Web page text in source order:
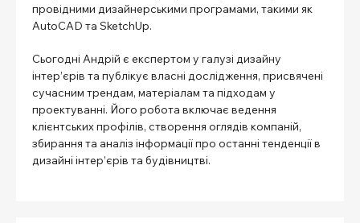
провідними дизайнерськими програмами, такими як
AutoCAD та SketchUp.
Сьогодні Андрій є експертом у галузі дизайну
інтер’єрів та публікує власні дослідження, присвячені
сучасним трендам, матеріалам та підходам у
проектуванні. Його робота включає ведення
клієнтських профілів, створення оглядів компаній,
збирання та аналіз інформації про останні тенденції в
дизайні інтер’єрів та будівництві.